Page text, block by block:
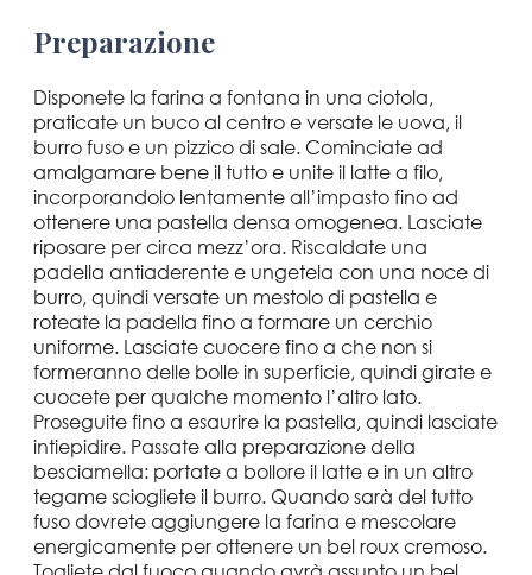
Preparazione
Disponete la farina a fontana in una ciotola,
praticate un buco al centro e versate le uova, il
burro fuso e un pizzico di sale. Cominciate ad
amalgamare bene il tutto e unite il latte a filo,
incorporandolo lentamente all’impasto fino ad
ottenere una pastella densa omogenea. Lasciate
riposare per circa mezz’ora. Riscaldate una
padella antiaderente e ungetela con una noce di
burro, quindi versate un mestolo di pastella e
roteate la padella fino a formare un cerchio
uniforme. Lasciate cuocere fino a che non si
formeranno delle bolle in superficie, quindi girate e
cuocete per qualche momento l’altro lato.
Proseguite fino a esaurire la pastella, quindi lasciate
intiepidire. Passate alla preparazione della
besciamella: portate a bollore il latte e in un altro
tegame sciogliete il burro. Quando sarà del tutto
fuso dovrete aggiungere la farina e mescolare
energicamente per ottenere un bel roux cremoso.